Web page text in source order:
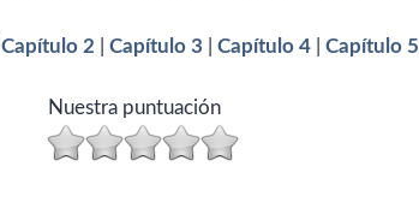
Capítulo 2 Capítulo 3 Capítulo 4 Capítulo 5
Nuestra puntuación